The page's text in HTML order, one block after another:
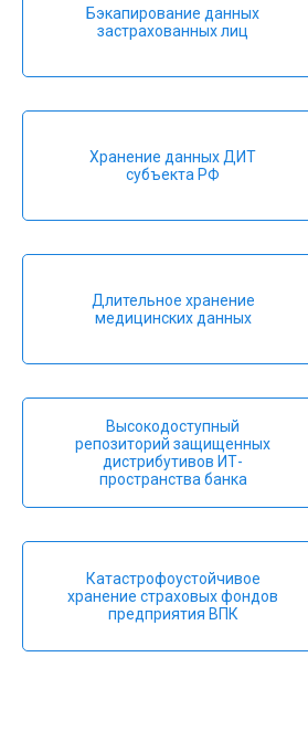
Бэкапирование данных
застрахованных лиц
Хранение данных ДИТ
субъекта РФ
Длительное хранение
медицинских данных
Высокодоступный
репозиторий защищенных
дистрибутивов ИТ-
пространства банка
Катастрофоустойчивое
хранение страховых фондов
предприятия ВПК